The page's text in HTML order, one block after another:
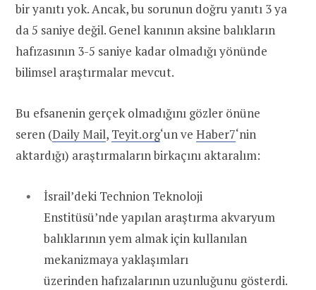
bir yanıtı yok. Ancak, bu sorunun doğru yanıtı 3 ya
da 5 saniye değil. Genel kanının aksine balıkların
hafızasının 3-5 saniye kadar olmadığı yönünde
bilimsel araştırmalar mevcut.
Bu efsanenin gerçek olmadığını gözler önüne
seren (Daily Mail, Teyit.org‘un ve Haber7‘nin
aktardığı) araştırmaların birkaçını aktaralım:
İsrail’deki Technion Teknoloji
Enstitüsü’nde yapılan araştırma akvaryum
balıklarının yem almak için kullanılan
mekanizmaya yaklaşımları
üzerinden hafızalarının uzunluğunu gösterdi.